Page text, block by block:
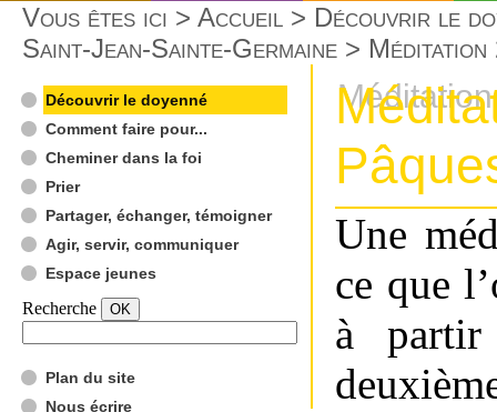
Vous êtes ici > Accueil > Découvrir le
Saint-Jean-Sainte-Germaine > Méditation
Découvrir le doyenné
Comment faire pour...
Cheminer dans la foi
Prier
Partager, échanger, témoigner
Agir, servir, communiquer
Espace jeunes
Recherche
Plan du site
Nous écrire
Une
ce que
à